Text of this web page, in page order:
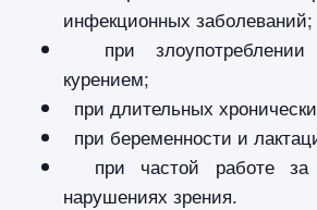
инфекционных заболеваний;
при злоупотреблении
курением;
при длительных
при беременности и
при частой работе за
нарушениях зрения.